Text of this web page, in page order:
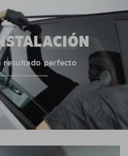
resultado perfecto